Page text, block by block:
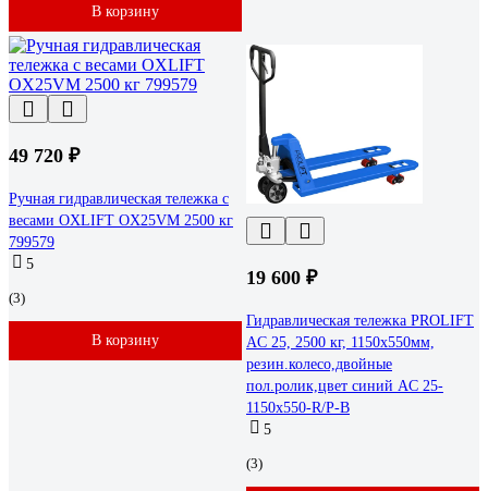
В корзину
49 720 ₽
Ручная гидравлическая тележка с
весами OXLIFT OX25VM 2500 кг
799579
5
(3)
В корзину
19 600 ₽
Гидравлическая тележка PROLIFT
AC 25, 2500 кг, 1150х550мм,
резин.колесо,двойные
пол.ролик,цвет синий AC 25-
1150x550-R/P-B
5
(3)